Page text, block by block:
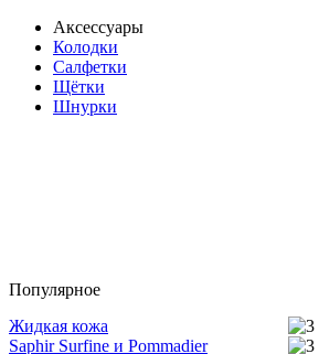
Аксессуары
Колодки
Салфетки
Щётки
Шнурки
Популярное
Жидкая кожа
Saphir Surfine и Pommadier